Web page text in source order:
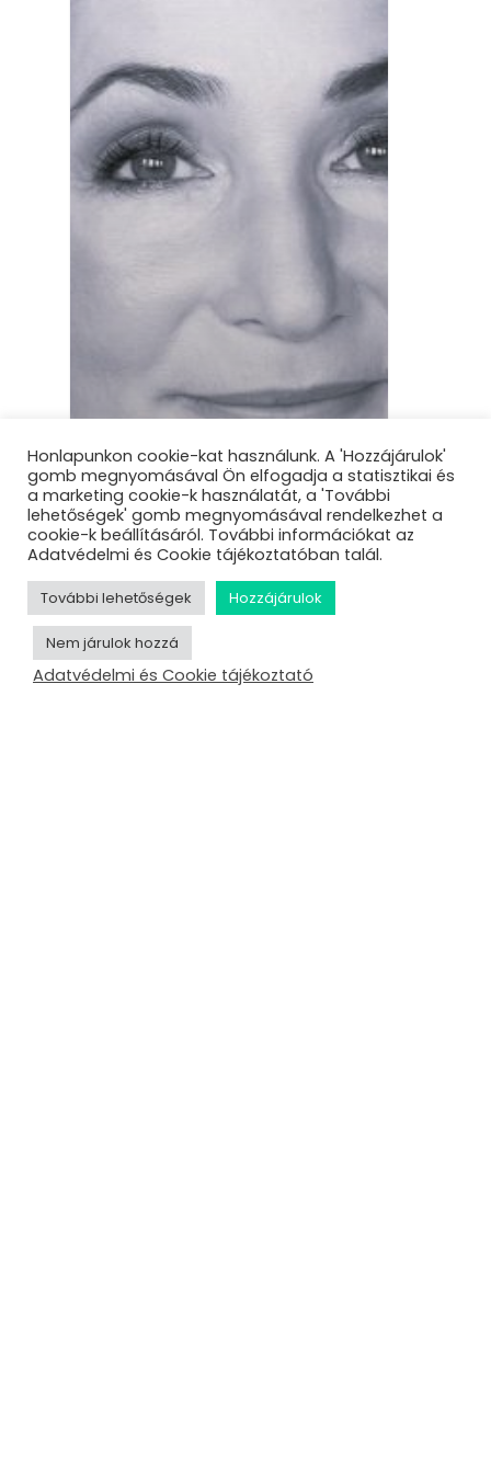
Honlapunkon cookie-kat használunk. A 'Hozzájárulok'
gomb megnyomásával Ön elfogadja a statisztikai és
a marketing cookie-k használatát, a 'További
lehetőségek' gomb megnyomásával rendelkezhet a
cookie-k beállításáról. További információkat az
Adatvédelmi és Cookie tájékoztatóban talál.
További lehetőségek Hozzájárulok
Nem járulok hozzá
Adatvédelmi és Cookie tájékoztató